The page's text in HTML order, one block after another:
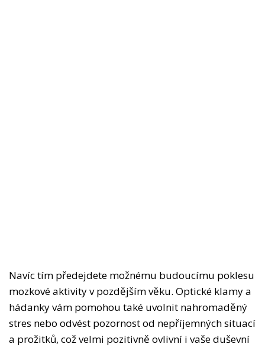
Navíc tím předejdete možnému budoucímu poklesu
mozkové aktivity v pozdějším věku. Optické klamy a
hádanky vám pomohou také uvolnit nahromaděný
stres nebo odvést pozornost od nepříjemných situací
a prožitků, což velmi pozitivně ovlivní i vaše duševní